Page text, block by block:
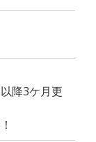
降3ケ月更